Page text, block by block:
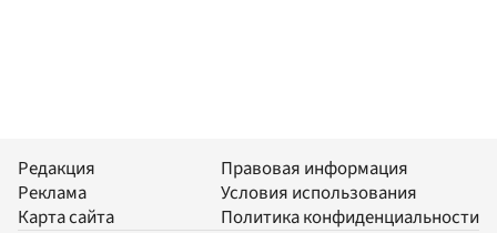
Редакция
Реклама
Карта сайта
Правовая информация
Условия использования
Политика конфиденциальности